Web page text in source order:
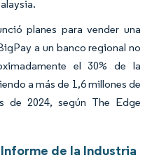
planes para vender una
a un banco regional no
el 30% de la
a más de 1,6 millones de
de 2024, según The Edge
de la Industria